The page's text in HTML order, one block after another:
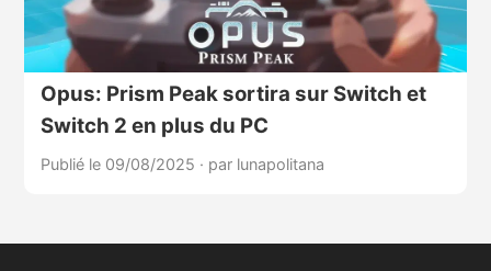
Opus: Prism Peak sortira sur Switch et
Switch 2 en plus du PC
Publié le 09/08/2025 · par lunapolitana